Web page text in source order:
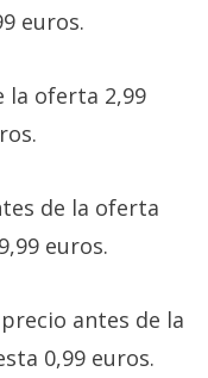
euros.
la oferta 2,99
de la oferta
euros.
antes de la
0,99 euros.